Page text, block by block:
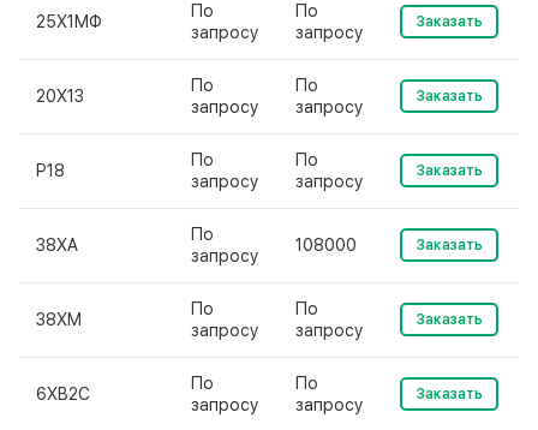
25Х1МФ
По
запросу
По
запросу
Заказать
20Х13
По
запросу
По
запросу
Заказать
Р18
По
запросу
По
запросу
Заказать
38ХА
По
запросу
108000 Заказать
38ХМ
По
запросу
По
запросу
Заказать
6ХВ2С
По
запросу
По
запросу
Заказать